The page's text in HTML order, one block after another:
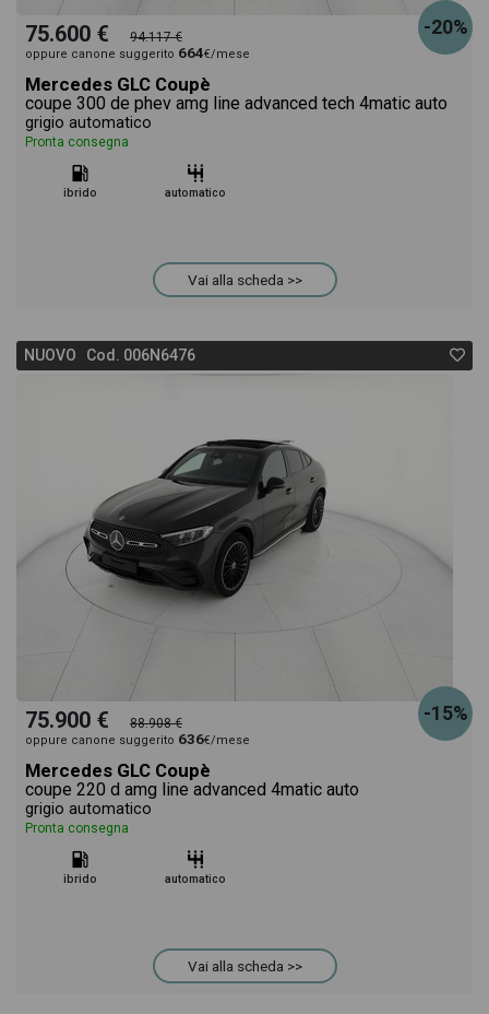
-20%
75.600 € 94.117 €
oppure canone suggerito 664€/mese
Mercedes GLC Coupè
coupe 300 de phev amg line advanced tech 4matic auto
grigio automatico
Pronta consegna
ibrido automatico
Vai alla scheda >>
NUOVO Cod. 006N6476
-15%
75.900 € 88.908 €
oppure canone suggerito 636€/mese
Mercedes GLC Coupè
coupe 220 d amg line advanced 4matic auto
grigio automatico
Pronta consegna
ibrido automatico
Vai alla scheda >>